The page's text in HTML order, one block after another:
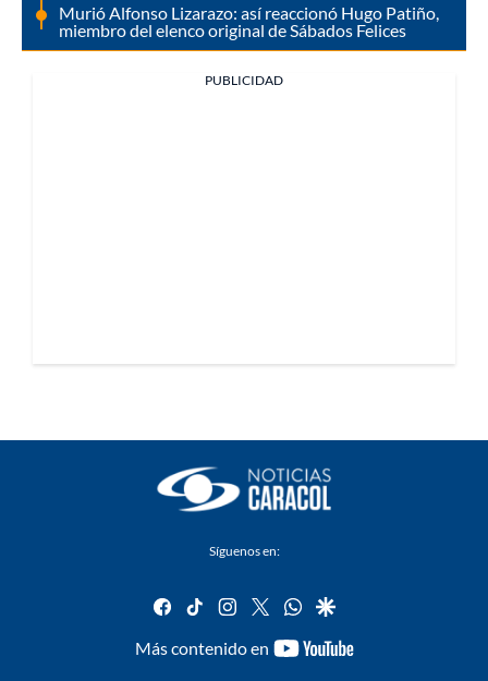
Murió Alfonso Lizarazo: así reaccionó Hugo Patiño,
miembro del elenco original de Sábados Felices
PUBLICIDAD
Síguenos en:
facebook
tiktok instagram
twitterwhatsapp
google
Más contenido en
youtube-